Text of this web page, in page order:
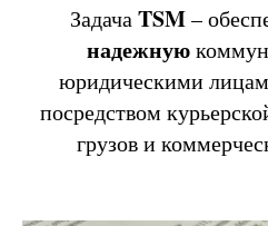
ЗадачаTSM–
надежную
юридическими
посредством
грузов и